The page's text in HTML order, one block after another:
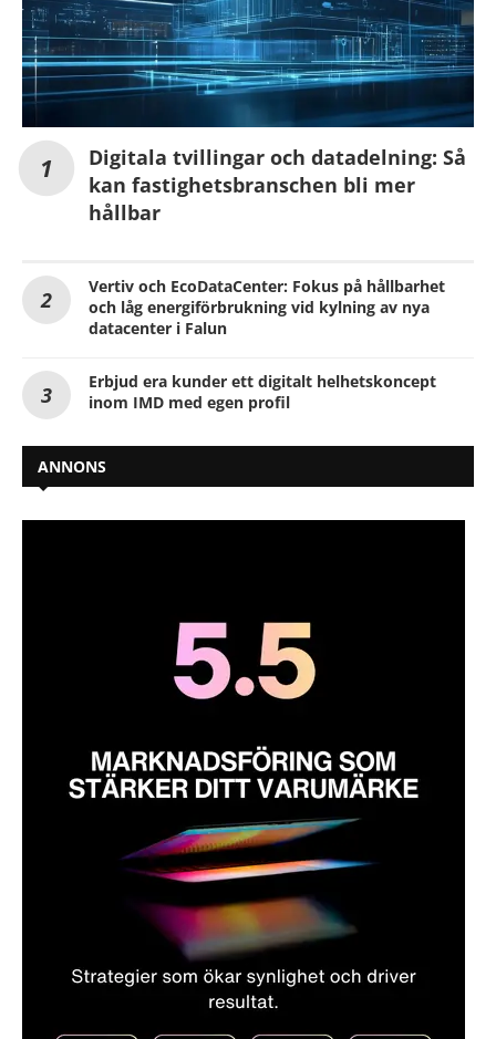
Digitala tvillingar och datadelning: Så
kan fastighetsbranschen bli mer
hållbar
Vertiv och EcoDataCenter: Fokus på hållbarhet
och låg energiförbrukning vid kylning av nya
datacenter i Falun
Erbjud era kunder ett digitalt helhetskoncept
inom IMD med egen profil
ANNONS